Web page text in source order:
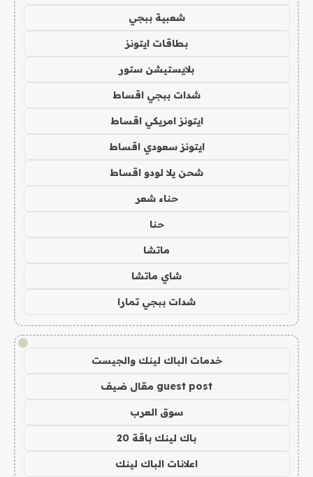
شعبية ببجي
بطاقات ايتونز
بلايستيشن ستور
شدات ببجي اقساط
ايتونز امريكي اقساط
ايتونز سعودي اقساط
شحن يلا لودو اقساط
حناء شعر
حنا
ماتشا
شاي ماتشا
شدات ببجي تمارا
!
خدمات الباك لينك والجيست
guest post مقال ضيف
سوق العرب
باك لينك باقة 20
اعلانات الباك لينك